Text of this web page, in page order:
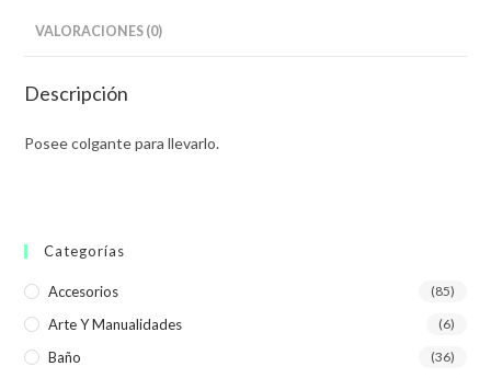
VALORACIONES (0)
Descripción
Posee colgante para llevarlo.
Categorías
Accesorios (85)
Arte Y Manualidades (6)
Baño (36)